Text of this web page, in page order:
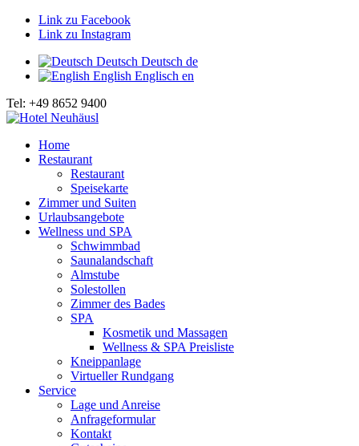
Link zu Facebook
Link zu Instagram
Deutsch Deutsch de
English Englisch en
Tel: +49 8652 9400
Home
Restaurant
Restaurant
Speisekarte
Zimmer und Suiten
Urlaubsangebote
Wellness und SPA
Schwimmbad
Saunalandschaft
Almstube
Solestollen
Zimmer des Bades
SPA
Kosmetik und Massagen
Wellness & SPA Preisliste
Kneippanlage
Virtueller Rundgang
Service
Lage und Anreise
Anfrageformular
Kontakt